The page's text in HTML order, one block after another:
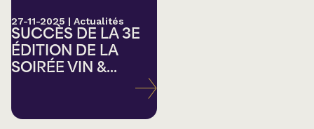
27-11-2025 | Actualités
SUCCÈS DE LA 3E
ÉDITION DE LA
SOIRÉE VIN &...